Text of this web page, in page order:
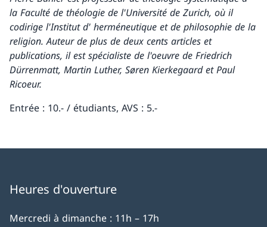
la Faculté de théologie de l'Université de Zurich, où il
codirige l'Institut d' herméneutique et de philosophie de la
religion. Auteur de plus de deux cents articles et
publications, il est spécialiste de l'oeuvre de Friedrich
Dürrenmatt, Martin Luther, Søren Kierkegaard et Paul
Ricoeur.
Entrée : 10.- / étudiants, AVS : 5.-
Heures d'ouverture
Mercredi à dimanche : 11h – 17h